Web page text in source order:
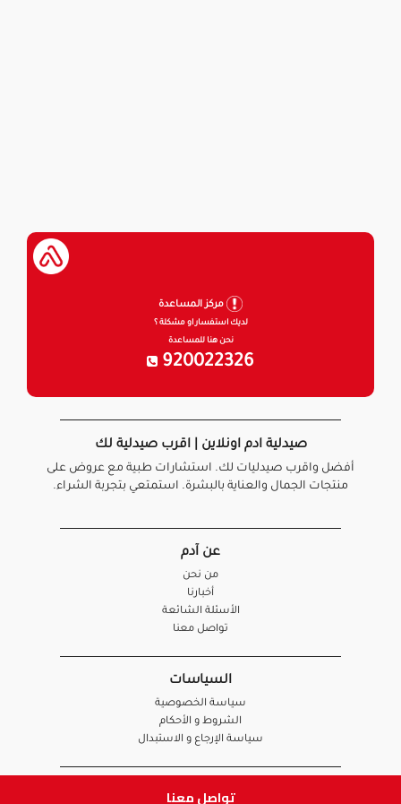
تواصل معنا
مركز المساعدة
لديك استفسار او مشكلة ؟
نحن هنا للمساعدة
920022326
صيدلية ادم اونلاين | اقرب صيدلية لك
أفضل واقرب صيدليات لك. استشارات طبية مع عروض على
منتجات الجمال والعناية بالبشرة. استمتعي بتجربة الشراء.
عن آدم
من نحن
أخبارنا
الأسئلة الشائعة
تواصل معنا
السياسات
سياسة الخصوصية
الشروط و الأحكام
سياسة الإرجاع و الاستبدال
روابط هامة